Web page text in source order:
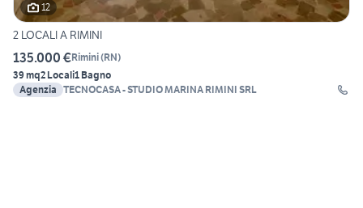
12
2 LOCALI A RIMINI
135.000 €Rimini(RN)
39 mq2 Locali1 Bagno
Agenzia TECNOCASA - STUDIO MARINA RIMINI SRL